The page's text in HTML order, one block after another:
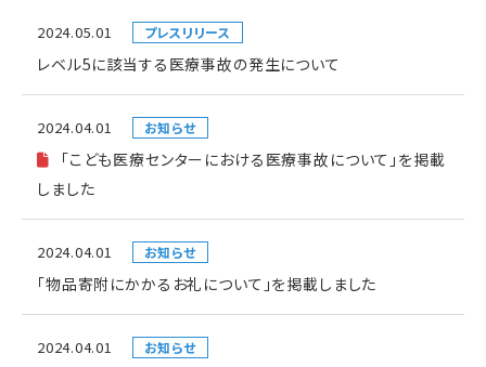
2024.05.01 プレスリリース
レベル5に該当する医療事故の発生について
2024.04.01 お知らせ
「こども医療センターにおける医療事故について」を掲載
しました
2024.04.01 お知らせ
「物品寄附にかかるお礼について」を掲載しました
2024.04.01 お知らせ